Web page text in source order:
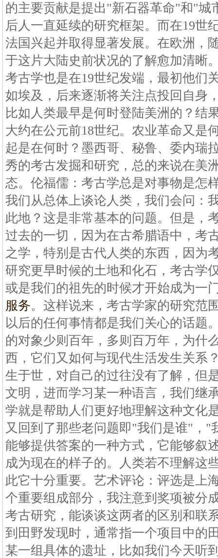
的主要贡献是提出"新石器革命"和"城
后人一直延续的研究框架。而在19世
法国兴起并取得显著发展。在欧洲，
于这片大陆史前状况的了解愈加清晰
考古学也是在19世纪发端，最初他们
如埃及，后来逐渐将关注点投回自身
比如人类最早是何时登陆美洲的？结
大约在公元前18世纪。农业革命又是
起是在何时？墨西哥、秘鲁、委内瑞
秀的考古发掘和研究，总的来说在美
态。伦福儒：考古学总是对事物是怎
我们从总体上谈论人类，我们会问：
此地？这是非常基本的问题。但是，
过去的一切，因为在古希腊语中，考
之学，特别是古代人类的东西，因为
研究更早时候的土地和化石，考古学
或是我们的祖先的时候才开始成为一
服务。这样说来，考古学家的研究范
以后的任何事情都是我们关心的话题
的对象少则百年，多则百万年，为什
西，它们又如何与现代生活发生关系
生于世，对自己的过往没有了解，但
文明，进而学习某一种语言，我们继
学就是帮助人们更好地理解这种文化
又回到了那些老问题即"我们是谁"，"
能够提供答案的一种方式，它能够叙
成为现在的样子的。人类若不理解这
此它十分重要。艺术评论：评选是上
个重要组成部分，我注意到奖项被分
考古研究，能谈谈这两者的区别和联
到田野发现时，通常指一个项目中的
某一组具体的遗址，比如我们今天听